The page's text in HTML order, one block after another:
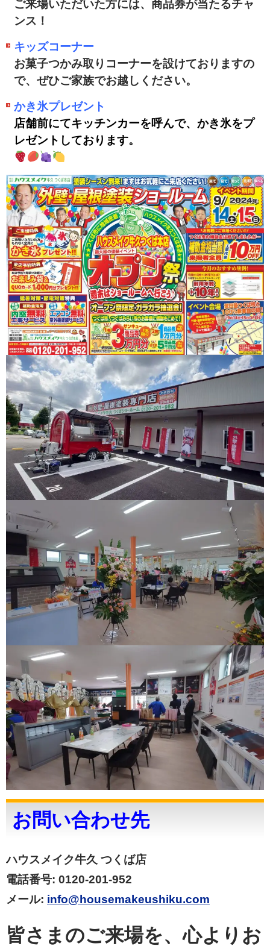
ご来場いただいた方には、商品券が当たるチャ
ンス！
キッズコーナー
お菓子つかみ取りコーナーを設けておりますの
で、ぜひご家族でお越しください。
かき氷プレゼント
店舗前にてキッチンカーを呼んで、かき氷をプ
レゼントしております。
お問い合わせ先
ハウスメイク牛久 つくば店
電話番号: 0120-201-952
メール: info@housemakeushiku.com
皆さまのご来場を、心よりお